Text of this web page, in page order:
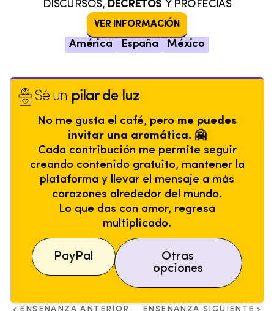
DISCURSOS, DECRETOS Y PROFECÍAS
VER INFORMACIÓN
América España México
Sé un pilar de luz
No me gusta el café, pero me puedes
invitar una aromática. 🤗
Cada contribución me permite seguir
creando contenido gratuito, mantener la
plataforma y llevar el mensaje a más
corazones alrededor del mundo.
Lo que das con amor, regresa
multiplicado.
PayPal
Otras
opciones